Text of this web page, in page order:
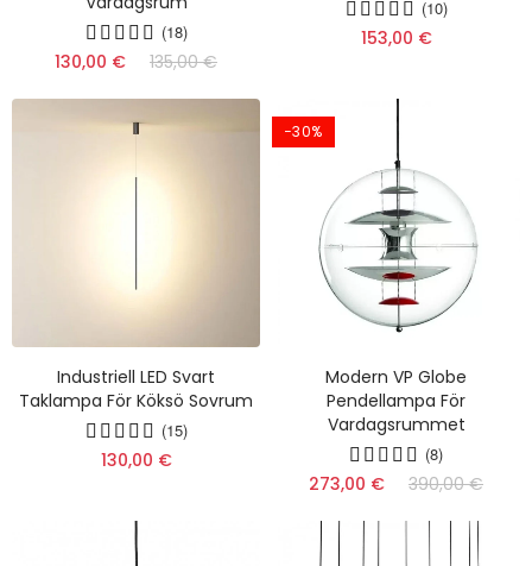
(18)
130,00 € 135,00 €
(10)
153,00 €
Industriell LED Svart
Taklampa För Köksö Sovrum
(15)
130,00 €
−30%
Modern VP Globe
Pendellampa För
Vardagsrummet
(8)
273,00 € 390,00 €